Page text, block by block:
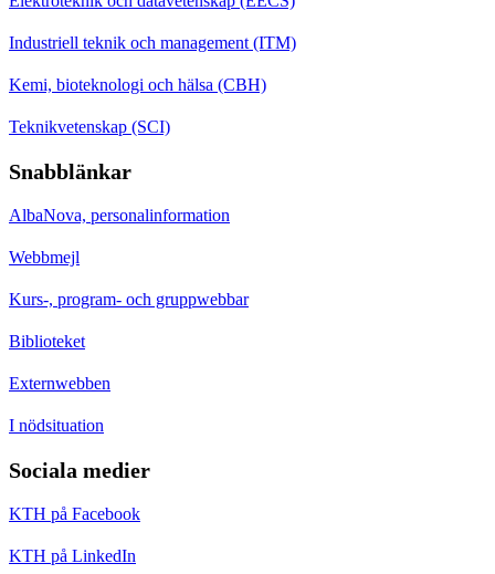
Industriell teknik och management (ITM)
Kemi, bioteknologi och hälsa (CBH)
Teknikvetenskap (SCI)
Snabblänkar
AlbaNova, personalinformation
Webbmejl
Kurs-, program- och gruppwebbar
Biblioteket
Externwebben
I nödsituation
Sociala medier
KTH på Facebook
KTH på LinkedIn